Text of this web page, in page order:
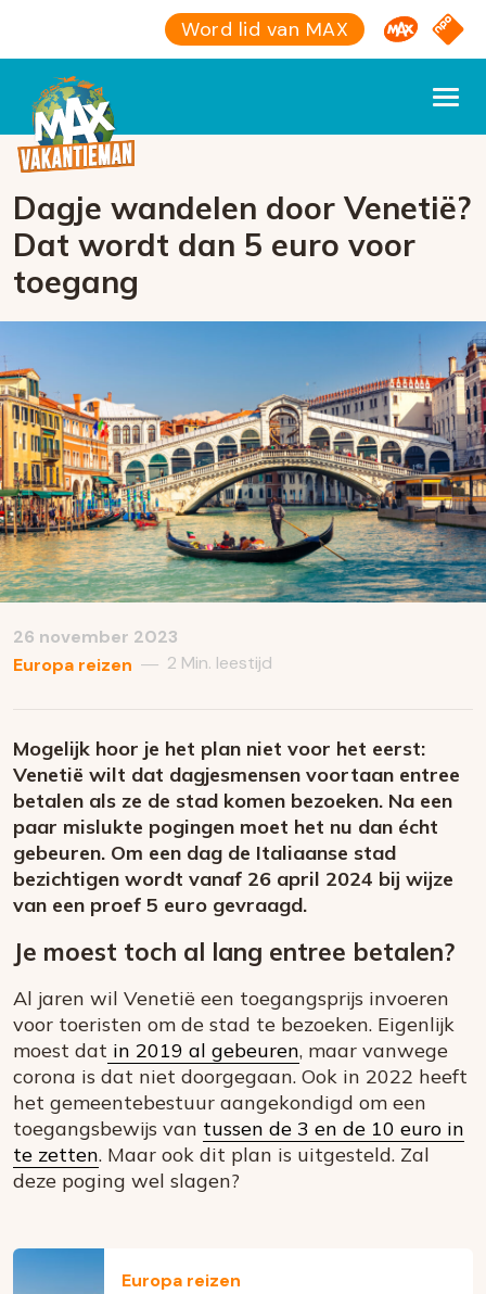
Word lid van MAX Omroep
NPO
Dagje wandelen door Venetië?
Dat wordt dan 5 euro voor
toegang
26 november 2023
Europa reizen — 2 Min. leestijd
Mogelijk hoor je het plan niet voor het eerst:
Venetië wilt dat dagjesmensen voortaan entree
betalen als ze de stad komen bezoeken. Na een
paar mislukte pogingen moet het nu dan écht
gebeuren. Om een dag de Italiaanse stad
bezichtigen wordt vanaf 26 april 2024 bij wijze
van een proef 5 euro gevraagd.
Je moest toch al lang entree betalen?
Al jaren wil Venetië een toegangsprijs invoeren
voor toeristen om de stad te bezoeken. Eigenlijk
moest dat in 2019 al gebeuren, maar vanwege
corona is dat niet doorgegaan. Ook in 2022 heeft
het gemeentebestuur aangekondigd om een
toegangsbewijs van tussen de 3 en de 10 euro in
te zetten. Maar ook dit plan is uitgesteld. Zal
deze poging wel slagen?
Europa reizen